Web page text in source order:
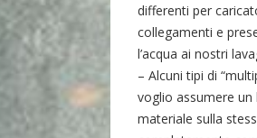
differenti per
collegamenti e
l’acqua ai nostri
– Alcuni tipi di
voglio assumere
materiale sulla